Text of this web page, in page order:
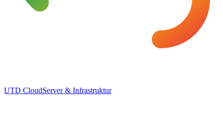
UTD CloudServer & Infrastruktur